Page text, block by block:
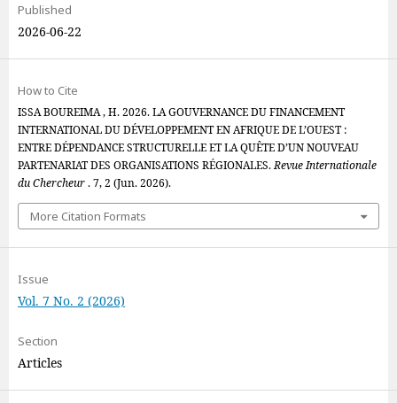
Published
2026-06-22
How to Cite
ISSA BOUREIMA , H. 2026. LA GOUVERNANCE DU FINANCEMENT
INTERNATIONAL DU DÉVELOPPEMENT EN AFRIQUE DE L’OUEST :
ENTRE DÉPENDANCE STRUCTURELLE ET LA QUÊTE D’UN NOUVEAU
PARTENARIAT DES ORGANISATIONS RÉGIONALES.Revue Internationale
du Chercheur. 7, 2 (Jun. 2026).
More Citation Formats
Issue
Vol. 7 No. 2 (2026)
Section
Articles